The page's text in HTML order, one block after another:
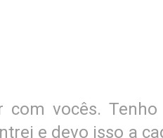
com vocês.
e devo isso a